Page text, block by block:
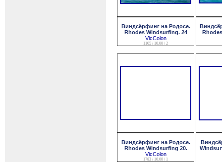
Виндсёрфинг на Родосе.
Rhodes Windsurfing. 24
VicColon
1105 / 10.00 / 2
Виндсёрфинг на Родосе.
Rhodes Windsurfing 20.
VicColon
1783 / 10.00 / 1